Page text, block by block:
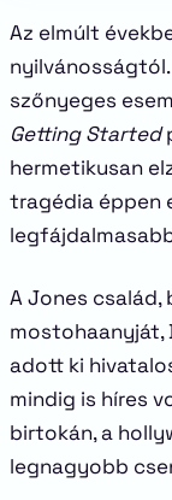
Az elmúlt
szőnyeges
Getting Started
hermetikusan
tragédia éppen
A Jones
mostohaanyját,
adott ki
mindig is híres
birtokán, a
legnagyobb